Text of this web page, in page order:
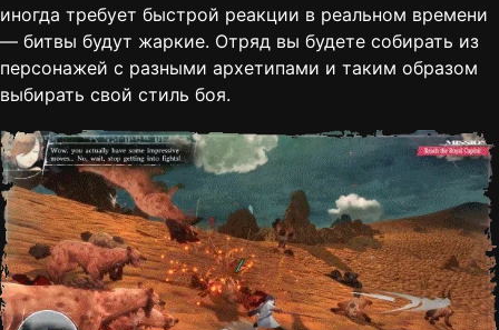
иногда требует быстрой реакции в реальном времени
— битвы будут жаркие. Отряд вы будете собирать из
персонажей с разными архетипами и таким образом
выбирать свой стиль боя.